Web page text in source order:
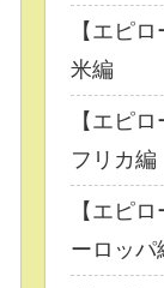
【エピ
米編
【エピ
フリカ編
【エピ
ーロッパ